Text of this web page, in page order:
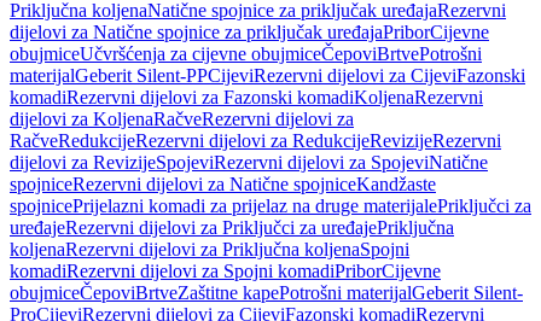
Priključna koljenaNatične spojnice za priključak uređajaRezervni
dijelovi za Natične spojnice za priključak uređajaPriborCijevne
obujmiceUčvršćenja za cijevne obujmiceČepoviBrtvePotrošni
materijalGeberit Silent-PPCijeviRezervni dijelovi za CijeviFazonski
komadiRezervni dijelovi za Fazonski komadiKoljenaRezervni
dijelovi za KoljenaRačveRezervni dijelovi za
RačveRedukcijeRezervni dijelovi za RedukcijeRevizijeRezervni
dijelovi za RevizijeSpojeviRezervni dijelovi za SpojeviNatične
spojniceRezervni dijelovi za Natične spojniceKandžaste
spojnicePrijelazni komadi za prijelaz na druge materijalePriključci za
uređajeRezervni dijelovi za Priključci za uređajePriključna
koljenaRezervni dijelovi za Priključna koljenaSpojni
komadiRezervni dijelovi za Spojni komadiPriborCijevne
obujmiceČepoviBrtveZaštitne kapePotrošni materijalGeberit Silent-
ProCijeviRezervni dijelovi za CijeviFazonski komadiRezervni